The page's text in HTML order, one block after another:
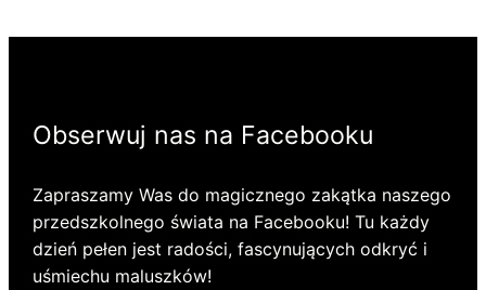
Obserwuj nas na Facebooku
Zapraszamy Was do magicznego zakątka naszego
przedszkolnego świata na Facebooku! Tu każdy
dzień pełen jest radości, fascynujących odkryć i
uśmiechu maluszków!